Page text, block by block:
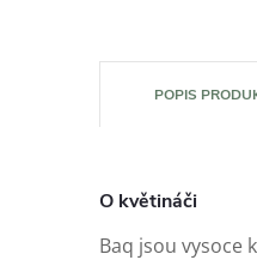
POPIS
O květináči
Baq jsou vysoce